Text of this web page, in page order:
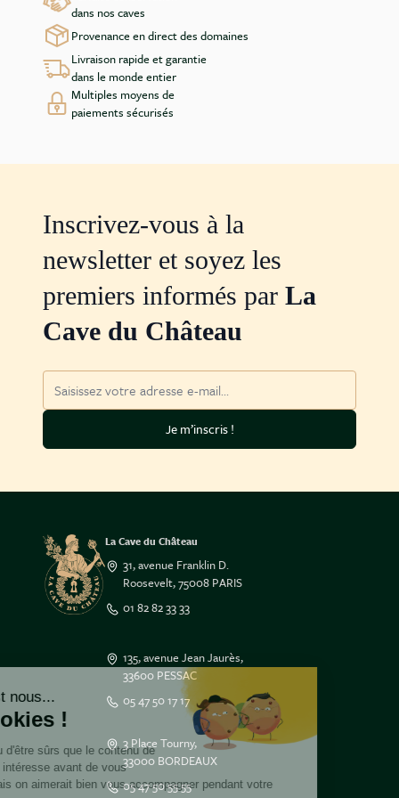
Salut c'est nous...
les Cookies !
On a attendu d'être sûrs que le contenu de
ce site vous intéresse avant de vous
déranger, mais on aimerait bien vous accompagner pendant votre
l’un des préférés du critique Robert Parker qui lui
attribua la note maximale de 100/100 à huit reprises.
Les millésimes de La Mission notés 100/100 furent 1955,
1959, 1961, 1989, 2000, 2005, 2009 et 2010. Le célèbre
critique américain déclarait en 2012, « J'ai plus de
dans nos caves
Provenance en direct des domaines
Livraison rapide et garantie
dans le monde entier
Multiples moyens de
paiements sécurisés
Inscrivez-vous à la
newsletter et soyez les
premiers informés par La
Cave du Château
Je m’inscris !
La Cave du Château
31, avenue Franklin D.
Roosevelt, 75008 PARIS
01 82 82 33 33
135, avenue Jean Jaurès,
33600 PESSAC
05 47 50 17 17
3 Place Tourny,
33000 BORDEAUX
05 47 50 55 55